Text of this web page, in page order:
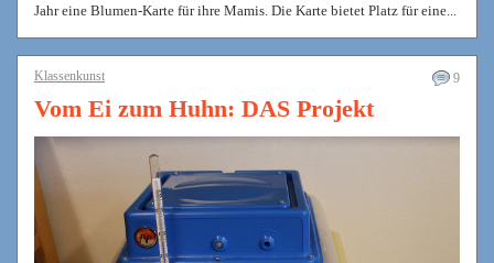
Jahr eine Blumen-Karte für ihre Mamis. Die Karte bietet Platz für eine...
9
Klassenkunst
Vom Ei zum Huhn: DAS Projekt